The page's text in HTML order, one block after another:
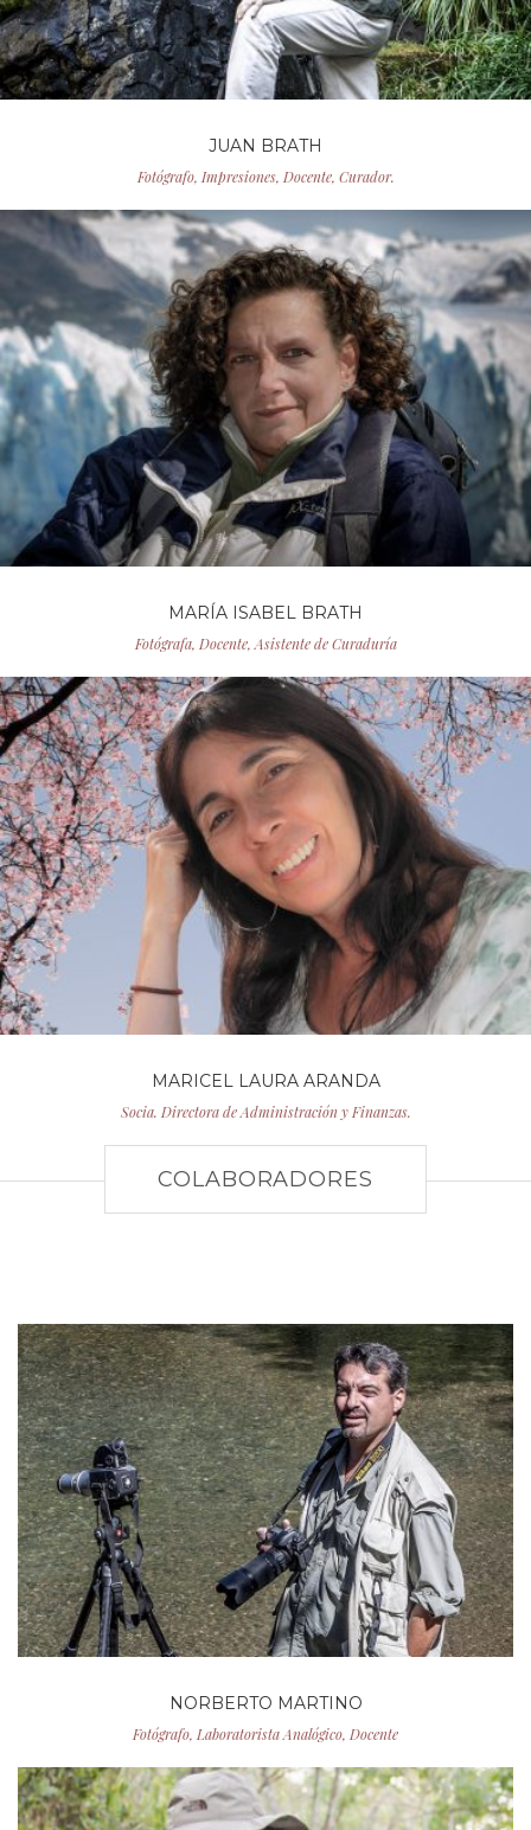
JUAN BRATH
Fotógrafo, Impresiones, Docente, Curador.
MARÍA ISABEL BRATH
Fotógrafa, Docente, Asistente de Curaduría
MARICEL LAURA ARANDA
Socia. Directora de Administración y Finanzas.
COLABORADORES
NORBERTO MARTINO
Fotógrafo, Laboratorista Analógico, Docente